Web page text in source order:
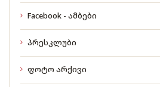
Facebook - ამბები
პრესკლუბი
ფოტო არქივი